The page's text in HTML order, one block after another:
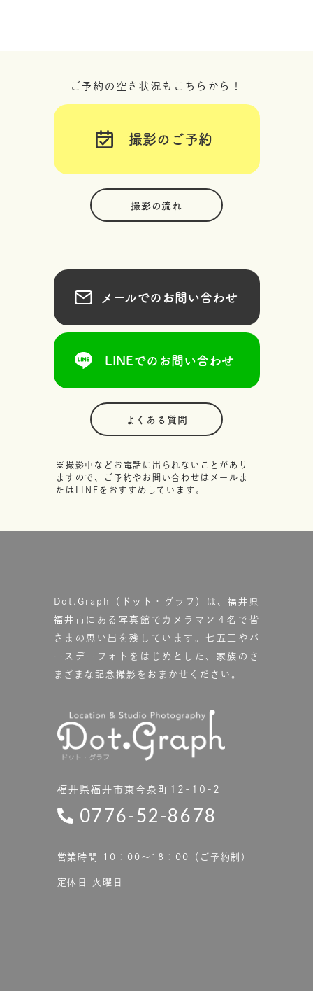
ご予約の空き状況もこちらから！
撮影のご予約
撮影の流れ
メールでのお問い合わせ
LINEでのお問い合わせ
よくある質問
※撮影中などお電話に出られないことがあり
ますので、ご予約やお問い合わせはメールま
たはLINEをおすすめしています。
Dot.Graph（ドット・グラフ）は、福井県
福井市にある写真館で カメラマン４名で皆
さまの思い出を残しています。七五三やバ
ースデーフォトをはじめとした、家族のさ
まざまな記念撮影をおまかせください。
福井県福井市東今泉町12-10-2
0776-52-8678
営業時間 10：00〜18：00（ご予約制）
定休日 火曜日